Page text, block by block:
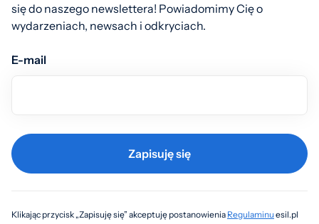
się do naszego newslettera! Powiadomimy Cię o
wydarzeniach, newsach i odkryciach.
E-mail
Zapisuję się
Klikając przycisk „Zapisuję się” akceptuję postanowienia Regulaminuesil.pl